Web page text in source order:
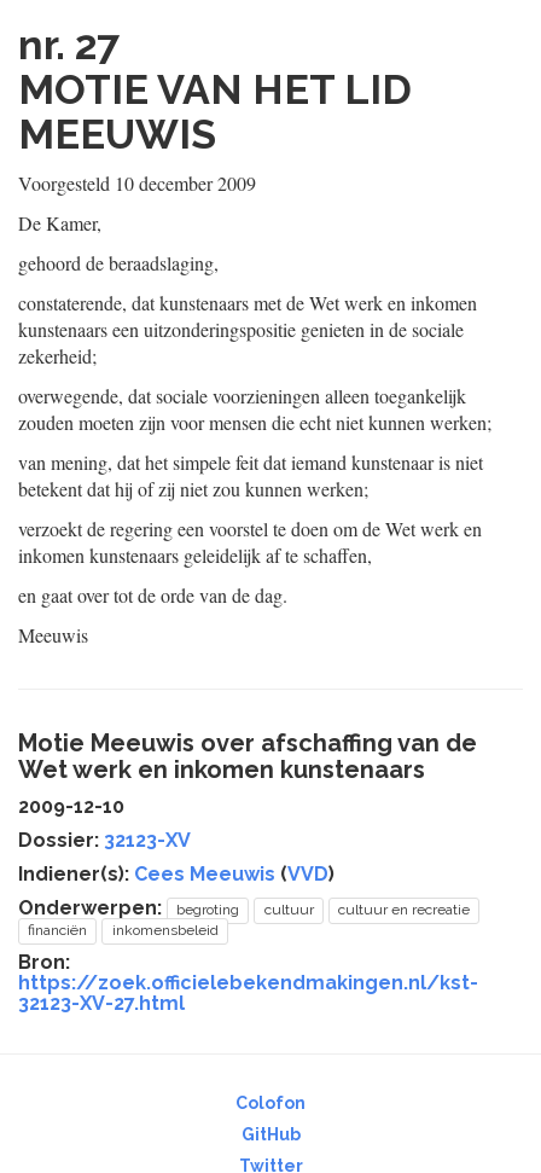
nr. 27
MOTIE VAN HET LID
MEEUWIS
Voorgesteld 10 december 2009
De Kamer,
gehoord de beraadslaging,
constaterende, dat kunstenaars met de Wet werk en inkomen
kunstenaars een uitzonderingspositie genieten in de sociale
zekerheid;
overwegende, dat sociale voorzieningen alleen toegankelijk
zouden moeten zijn voor mensen die echt niet kunnen werken;
van mening, dat het simpele feit dat iemand kunstenaar is niet
betekent dat hij of zij niet zou kunnen werken;
verzoekt de regering een voorstel te doen om de Wet werk en
inkomen kunstenaars geleidelijk af te schaffen,
en gaat over tot de orde van de dag.
Meeuwis
Motie Meeuwis over afschaffing van de
Wet werk en inkomen kunstenaars
2009-12-10
Dossier: 32123-XV
Indiener(s): Cees Meeuwis (VVD)
Onderwerpen:
begroting cultuur
cultuur en recreatie
financiën
inkomensbeleid
Bron:
https://zoek.officielebekendmakingen.nl/kst-
32123-XV-27.html
Colofon
GitHub
Twitter